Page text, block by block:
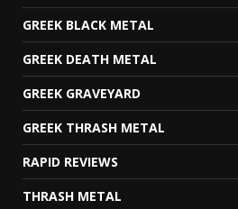
GREEK BLACK METAL
GREEK DEATH METAL
GREEK GRAVEYARD
GREEK THRASH METAL
RAPID REVIEWS
THRASH METAL